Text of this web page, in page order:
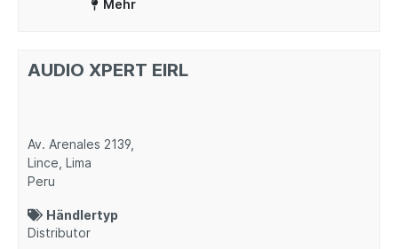
Mehr
AUDIO XPERT EIRL
Av. Arenales 2139,
Lince, Lima
Peru
Händlertyp
Distributor